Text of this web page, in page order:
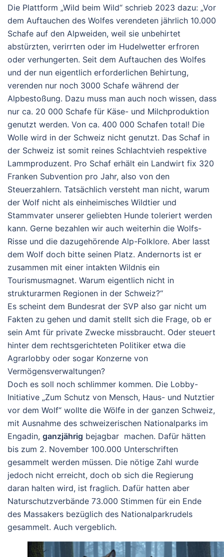
Die Plattform „Wild beim Wild“ schrieb 2023 dazu: „Vor
dem Auftauchen des Wolfes verendeten jährlich 10.000
Schafe auf den Alpweiden, weil sie unbehirtet
abstürzten, verirrten oder im Hudelwetter erfroren
oder verhungerten. Seit dem Auftauchen des Wolfes
und der nun eigentlich erforderlichen Behirtung,
verenden nur noch 3000 Schafe während der
Alpbestoßung. Dazu muss man auch noch wissen, dass
nur ca. 20 000 Schafe für Käse- und Milchproduktion
genutzt werden. Von ca. 400 000 Schafen total! Die
Wolle wird in der Schweiz nicht genutzt. Das Schaf in
der Schweiz ist somit reines Schlachtvieh respektive
Lammproduzent. Pro Schaf erhält ein Landwirt fix 320
Franken Subvention pro Jahr, also von den
Steuerzahlern. Tatsächlich versteht man nicht, warum
der Wolf nicht als einheimisches Wildtier und
Stammvater unserer geliebten Hunde toleriert werden
kann. Gerne bezahlen wir auch weiterhin die Wolfs-
Risse und die dazugehörende Alp-Folklore. Aber lasst
dem Wolf doch bitte seinen Platz. Andernorts ist er
zusammen mit einer intakten Wildnis ein
Tourismusmagnet. Warum eigentlich nicht in
strukturarmen Regionen in der Schweiz?“
Es scheint dem Bundesrat der SVP also gar nicht um
Fakten zu gehen und damit stellt sich die Frage, ob er
sein Amt für private Zwecke missbraucht. Oder steuert
hinter dem rechtsgerichteten Politiker etwa die
Agrarlobby oder sogar Konzerne von
Vermögensverwaltungen?
Doch es soll noch schlimmer kommen. Die Lobby-
Initiative „Zum Schutz von Mensch, Haus- und Nutztier
vor dem Wolf“ wollte die Wölfe in der ganzen Schweiz,
mit Ausnahme des schweizerischen Nationalparks im
Engadin, ganzjährig bejagbar machen. Dafür hätten
bis zum 2. November 100.000 Unterschriften
gesammelt werden müssen. Die nötige Zahl wurde
jedoch nicht erreicht, doch ob sich die Regierung
daran halten wird, ist fraglich. Dafür hatten aber
Naturschutzverbände 73.000 Stimmen für ein Ende
des Massakers bezüglich des Nationalparkrudels
gesammelt. Auch vergeblich.